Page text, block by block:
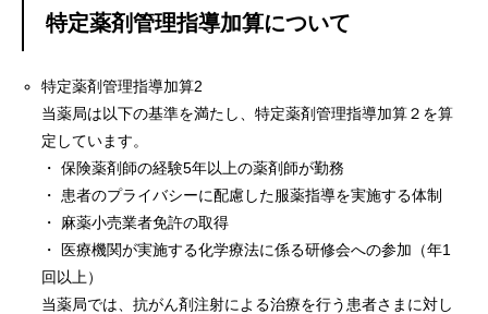
特定薬剤管理指導加算について
特定薬剤管理指導加算2
当薬局は以下の基準を満たし、特定薬剤管理指導加算２を算
定しています。
・ 保険薬剤師の経験5年以上の薬剤師が勤務
・ 患者のプライバシーに配慮した服薬指導を実施する体制
・ 麻薬小売業者免許の取得
・ 医療機関が実施する化学療法に係る研修会への参加（年1
回以上）
当薬局では、抗がん剤注射による治療を行う患者さまに対し